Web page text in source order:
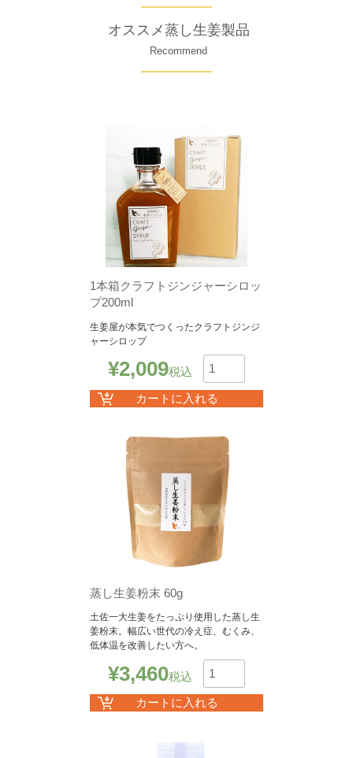
オススメ蒸し生姜製品
Recommend
1本箱クラフトジンジャーシロッ
プ200ml
生姜屋が本気でつくったクラフトジンジ
ャーシロップ
¥2,009税込
数
カートに入れる
蒸し生姜粉末 60g
土佐一大生姜をたっぷり使用した蒸し生
姜粉末。幅広い世代の冷え症、むくみ、
低体温を改善したい方へ。
¥3,460税込
数
カートに入れる